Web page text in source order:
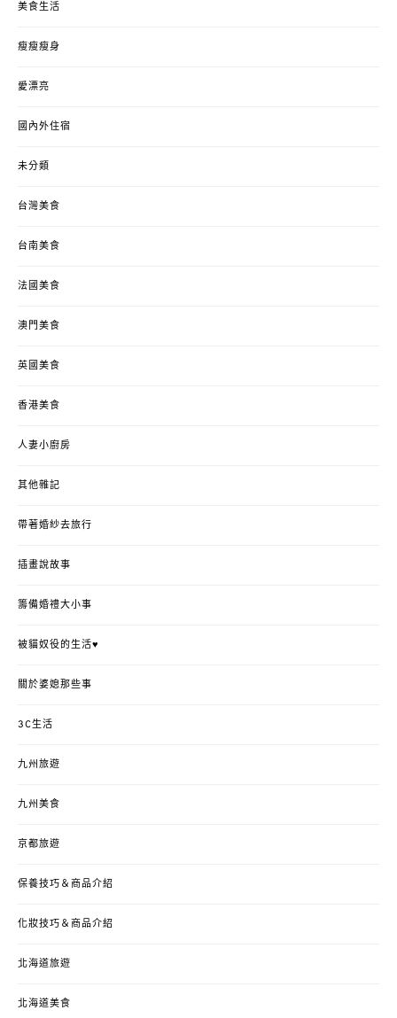
美食生活
瘦瘦瘦身
愛漂亮
國內外住宿
未分類
台灣美食
台南美食
法國美食
澳門美食
英國美食
香港美食
人妻小廚房
其他雜記
帶著婚紗去旅行
插畫說故事
籌備婚禮大小事
被貓奴役的生活♥
關於婆媳那些事
3C生活
九州旅遊
九州美食
京都旅遊
保養技巧＆商品介紹
化妝技巧＆商品介紹
北海道旅遊
北海道美食